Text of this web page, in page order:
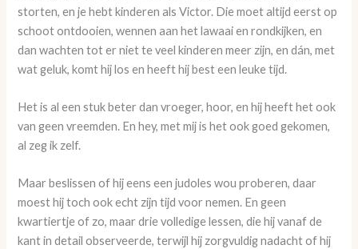
storten, en je hebt kinderen als Victor. Die moet altijd eerst op
schoot ontdooien, wennen aan het lawaai en rondkijken, en
dan wachten tot er niet te veel kinderen meer zijn, en dán, met
wat geluk, komt hij los en heeft hij best een leuke tijd.
Het is al een stuk beter dan vroeger, hoor, en hij heeft het ook
van geen vreemden. En hey, met mij is het ook goed gekomen,
al zeg ik zelf.
Maar beslissen of hij eens een judoles wou proberen, daar
moest hij toch ook echt zijn tijd voor nemen. En geen
kwartiertje of zo, maar drie volledige lessen, die hij vanaf de
kant in detail observeerde, terwijl hij zorgvuldig nadacht of hij